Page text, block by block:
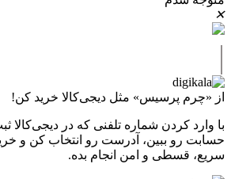
پرسیس» مثل دیجی‌کالا خرید کن!
شماره تلفنی که در دیجی‌کالا ثبت
ببین، آدرست رو انتخاب کن و خریدت رو
و امن انجام بده.